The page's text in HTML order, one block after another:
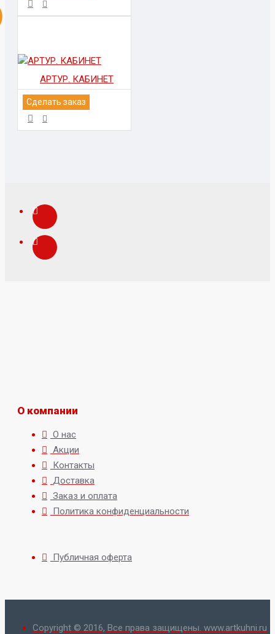
АРТУР. КАБИНЕТ
Сделать заказ
О компании
О нас
Акции
Контакты
Доставка
Заказ и оплата
Политика конфиденциальности
Публичная оферта
Copyright © 2016, Все права защищены. www.artkuhni.ru